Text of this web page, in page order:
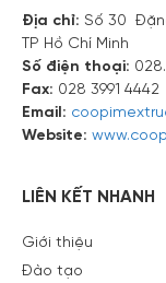
Địa chỉ: Số 30
TP Hồ Chí Minh
Số điện thoại:
Fax: 028 3991 4442
Email:
Website:
LIÊN KẾT NHANH
Giới thiệu
Đào tạo